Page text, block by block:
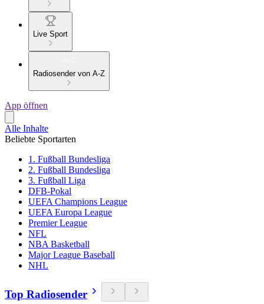
Live Sport
Radiosender von A-Z
App öffnen
Alle Inhalte
Beliebte Sportarten
1. Fußball Bundesliga
2. Fußball Bundesliga
3. Fußball Liga
DFB-Pokal
UEFA Champions League
UEFA Europa League
Premier League
NFL
NBA Basketball
Major League Baseball
NHL
Top Radiosender